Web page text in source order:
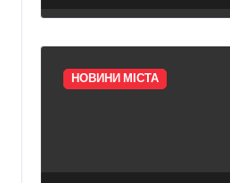
будівлю, якої
існує
НОВИНИ МІСТА